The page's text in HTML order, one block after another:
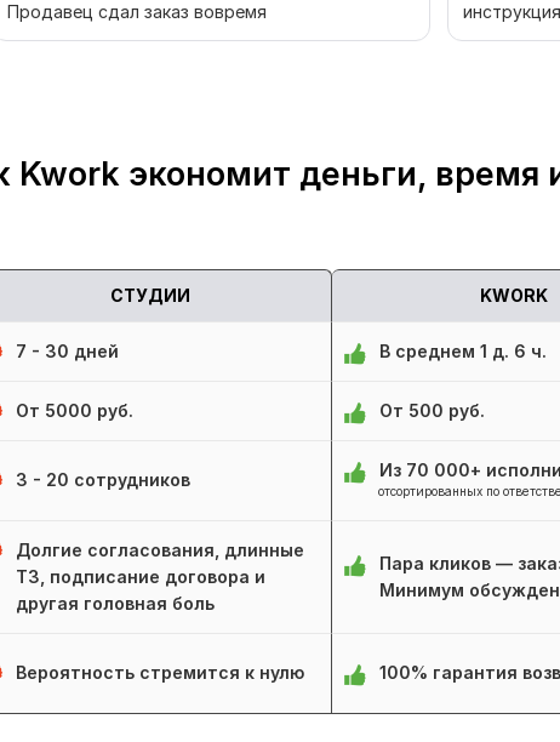
Продавец сдал заказ вовремя
Kwork экономит деньги, время
СТУДИИ KWORK
7 - 30 дней В среднем 1 д. 6 ч.
От 5000 руб. От 500 руб.
3 - 20 сотрудников Из 70 000+
отсортированных по
Долгие согласования, длинные
ТЗ, подписание договора и
другая головная боль
Пара кликов —
Минимум
Вероятность стремится к нулю 100% гарантия